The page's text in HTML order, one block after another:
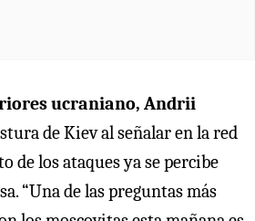
ucraniano, Andrii
de Kiev al señalar en la red
de los ataques ya se percibe
“Una de las preguntas más